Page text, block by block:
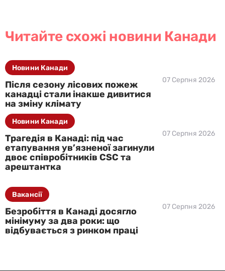
Читайте схожі новини Канади
Після сезону лісових пожеж
канадці стали інакше дивитися
на зміну клімату
07 Серпня 2026
Новини Канади
Трагедія в Канаді: під час
етапування ув’язненої загинули
двоє співробітників CSC та
арештантка
07 Серпня 2026
Новини Канади
Безробіття в Канаді досягло
мінімуму за два роки: що
відбувається з ринком праці
07 Серпня 2026
Вакансії